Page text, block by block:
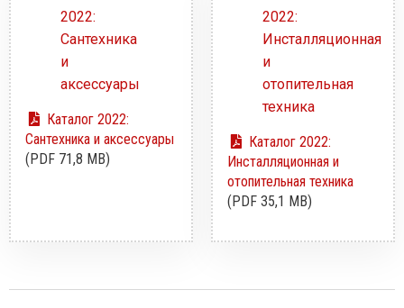
Каталог 2022:
Сантехника и аксессуары
(PDF 71,8 MB)
Каталог 2022:
Инсталляционная и
отопительная техника
(PDF 35,1 MB)